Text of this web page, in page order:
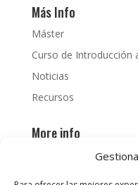
Más Info
Máster
Curso de Introducción
Noticias
Recursos
More info